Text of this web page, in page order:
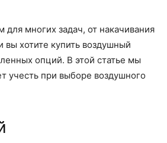
многих задач, от накачивания
хотите купить воздушный
опций. В этой статье мы
учесть при выборе воздушного